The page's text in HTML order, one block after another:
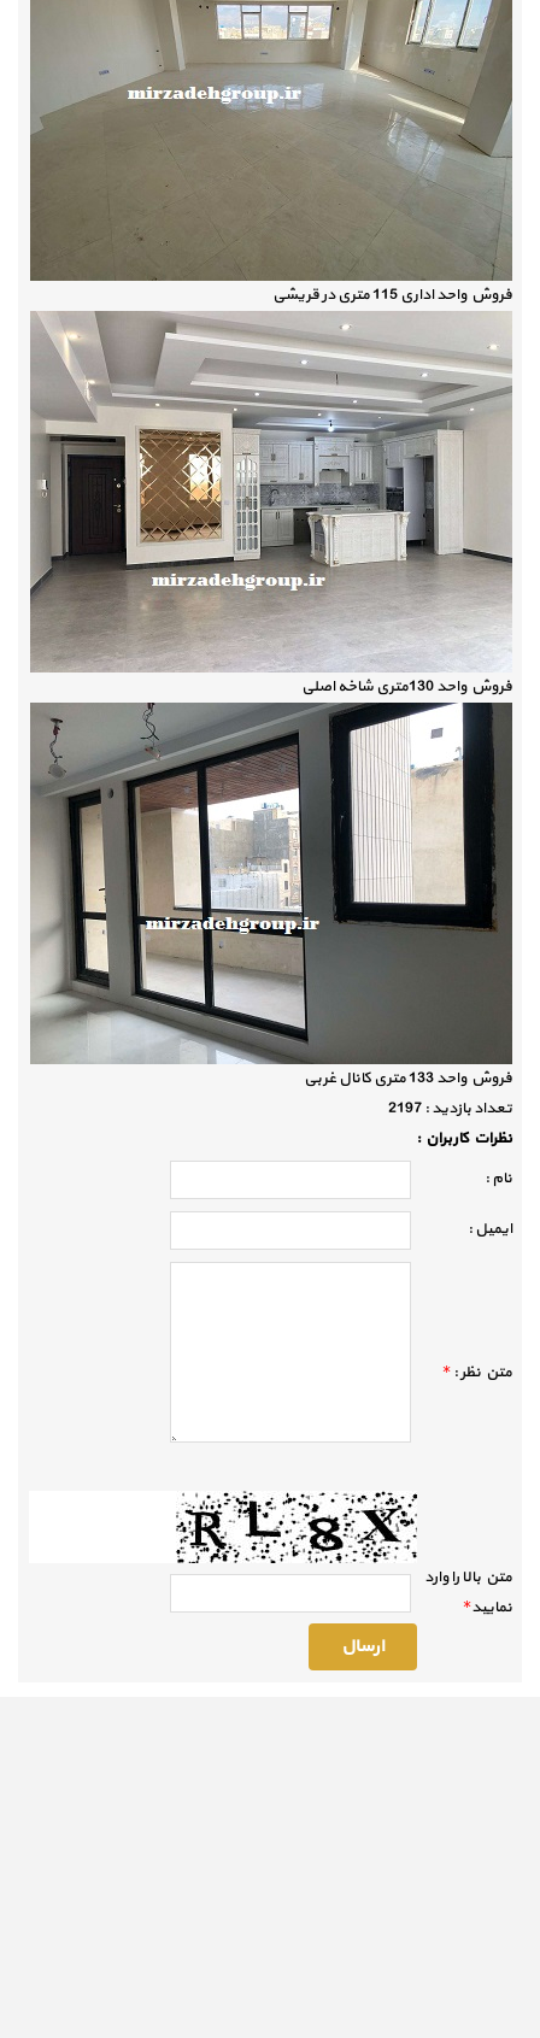
فروش واحد اداری 115 متری در قریشی
فروش واحد 130متری شاخه اصلی
فروش واحد 133 متری کانال غربی
تعداد بازديد :2197
نظرات كاربران :
نام :
ايميل :
متن نظر :*
متن بالا را وارد
نماييد*